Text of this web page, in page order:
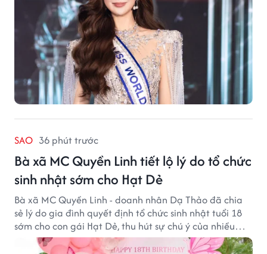
SAO 36 phút trước
Bà xã MC Quyền Linh tiết lộ lý do tổ chức
sinh nhật sớm cho Hạt Dẻ
Bà xã MC Quyền Linh - doanh nhân Dạ Thảo đã chia
sẻ lý do gia đình quyết định tổ chức sinh nhật tuổi 18
sớm cho con gái Hạt Dẻ, thu hút sự chú ý của nhiều
người hâm mộ.